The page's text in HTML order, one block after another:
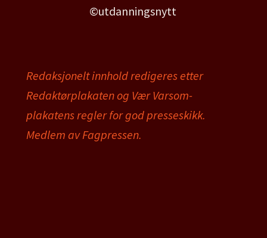
©utdanningsnytt
Redaksjonelt innhold redigeres etter
Redaktørplakaten og Vær Varsom-
plakatens regler for god presseskikk.
Medlem av Fagpressen.